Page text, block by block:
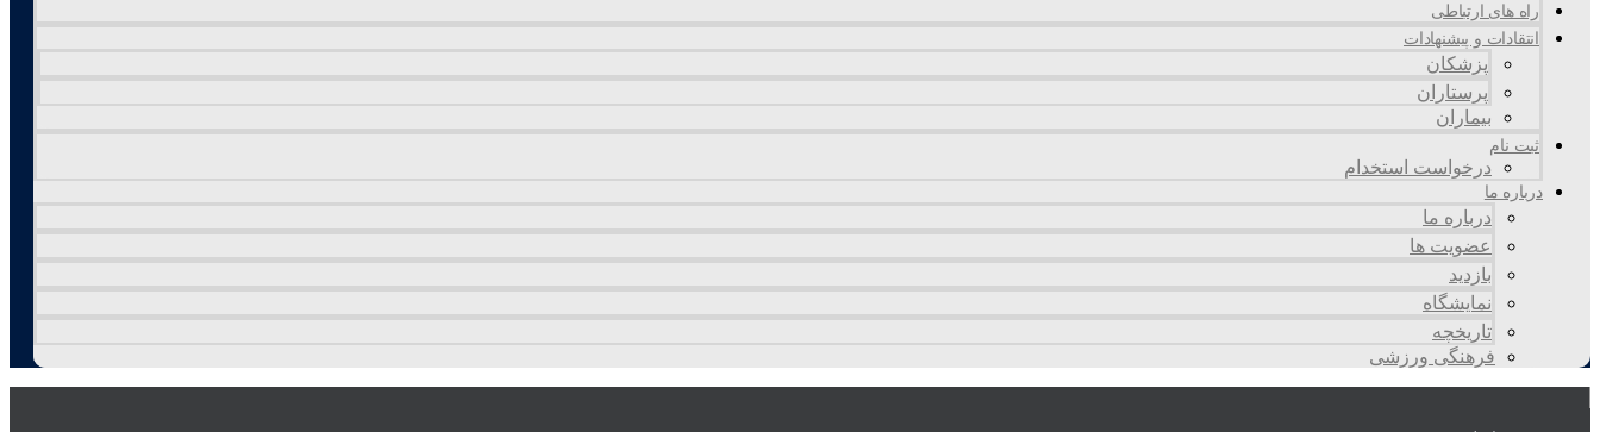
راه های ارتباطی
انتقادات و پيشنهادات
پزشكان
پرستاران
بيماران
ثبت نام
درخواست استخدام
درباره ما
درباره ما
عضویت ها
بازدید
نمایشگاه
تاريخچه
فرهنگی ورزشی